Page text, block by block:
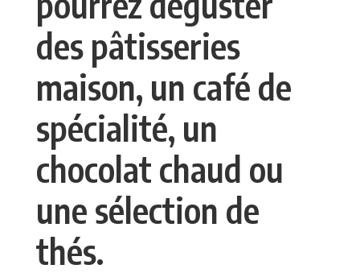
des pâtisseries
maison, un café de
spécialité, un
chocolat chaud ou
une sélection de
thés.